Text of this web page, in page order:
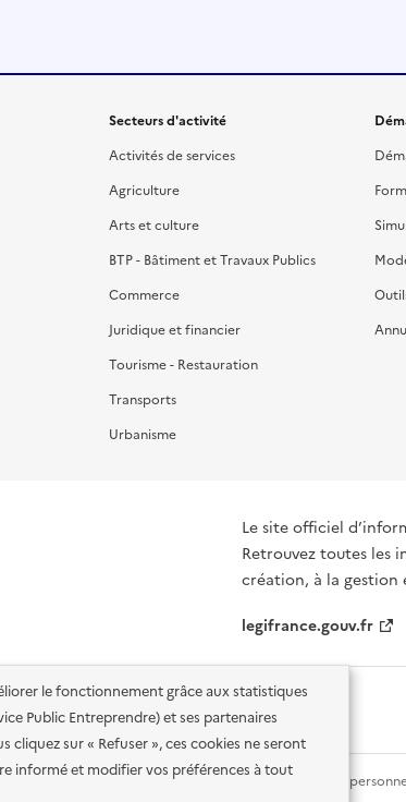
le fonctionnement grâce aux statistiques
Public Entreprendre) et ses partenaires
sur « Refuser », ces cookies ne seront
informé et modifier vos préférences à tout
Secteurs d'activité
Activités de services
Agriculture
Arts et culture
BTP - Bâtiment et Travaux Publics
Commerce
Juridique et financier
Tourisme - Restauration
Transports
Urbanisme
Le site officiel
Retrouvez toutes les
création, à la gestion
legifrance.gouv.fr
des services en ligne Mentions légales Données